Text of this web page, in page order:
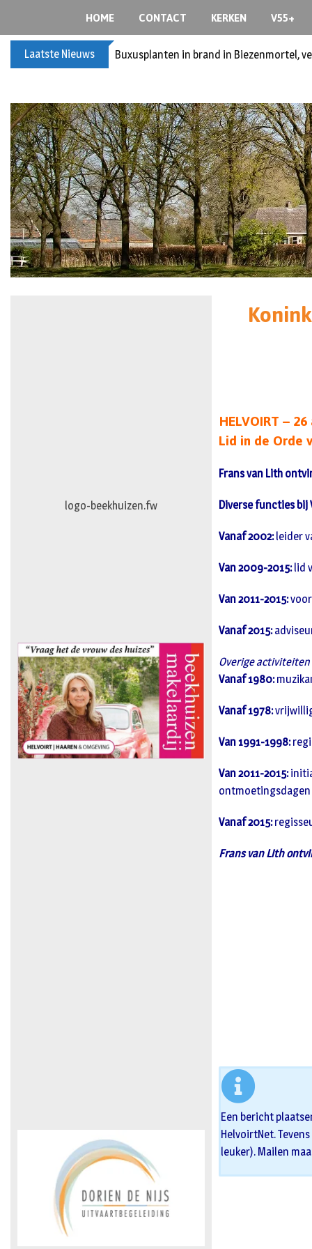
HOME CONTACT KERKEN V55+
Laatste Nieuws Buxusplanten in brand in Biezenmortel,
logo-era
HELVOIRT –
Lid in de Orde
Frans van Lith
Diverse functies bij
Vanaf 2002:leider
Van 2009-2015:lid
Van 2011-2015:
Vanaf 2015:
Overige activiteiten
Vanaf 1980:
Vanaf 1978:
Van 1991-1998:
Van 2011-2015:
Vanaf 2015:
Frans van Lith
Een bericht
HelvoirtNet.
leuker). Mailen